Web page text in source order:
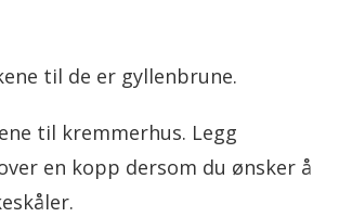
til de er gyllenbrune.
til kremmerhus. Legg
en kopp dersom du ønsker å